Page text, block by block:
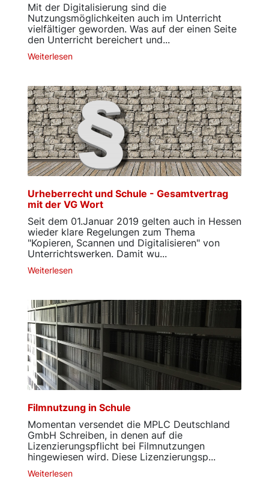
Mit der Digitalisierung sind die
Nutzungsmöglichkeiten auch im Unterricht
vielfältiger geworden. Was auf der einen Seite
den Unterricht bereichert und...
Weiterlesen
Urheberrecht und Schule - Gesamtvertrag
mit der VG Wort
Seit dem 01.Januar 2019 gelten auch in Hessen
wieder klare Regelungen zum Thema
"Kopieren, Scannen und Digitalisieren" von
Unterrichtswerken. Damit wu...
Weiterlesen
Filmnutzung in Schule
Momentan versendet die MPLC Deutschland
GmbH Schreiben, in denen auf die
Lizenzierungspflicht bei Filmnutzungen
hingewiesen wird. Diese Lizenzierungsp...
Weiterlesen